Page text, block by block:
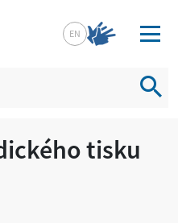
EN
tisku